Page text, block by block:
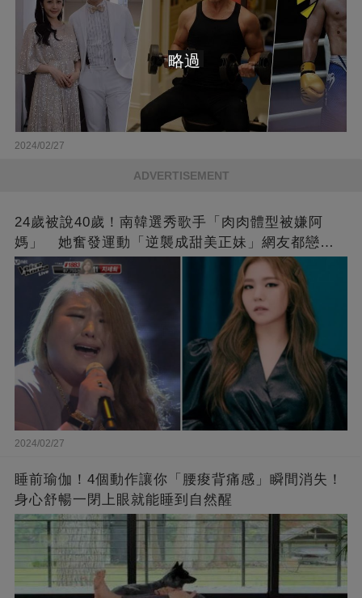
2024/02/27
ADVERTISEMENT
24歲被說40歲！南韓選秀歌手「肉肉體型被嫌阿
媽」 她奮發運動「逆襲成甜美正妹」網友都戀愛
了❤
2024/02/27
睡前瑜伽！4個動作讓你「腰痠背痛感」瞬間消失！
身心舒暢一閉上眼就能睡到自然醒
略過